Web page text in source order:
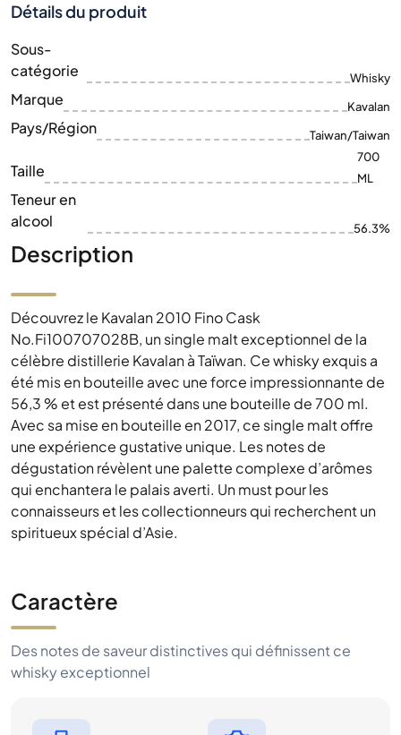
Détails du produit
Sous-
catégorie
Whisky
Marque Kavalan
Pays/Région Taiwan/Taiwan
Taille
700
ML
Teneur en
alcool
56.3%
Description
Découvrez le Kavalan 2010 Fino Cask
No.Fi100707028B, un single malt exceptionnel de la
célèbre distillerie Kavalan à Taïwan. Ce whisky exquis a
été mis en bouteille avec une force impressionnante de
56,3 % et est présenté dans une bouteille de 700 ml.
Avec sa mise en bouteille en 2017, ce single malt offre
une expérience gustative unique. Les notes de
dégustation révèlent une palette complexe d’arômes
qui enchantera le palais averti. Un must pour les
connaisseurs et les collectionneurs qui recherchent un
spiritueux spécial d’Asie.
Caractère
Des notes de saveur distinctives qui définissent ce
whisky exceptionnel